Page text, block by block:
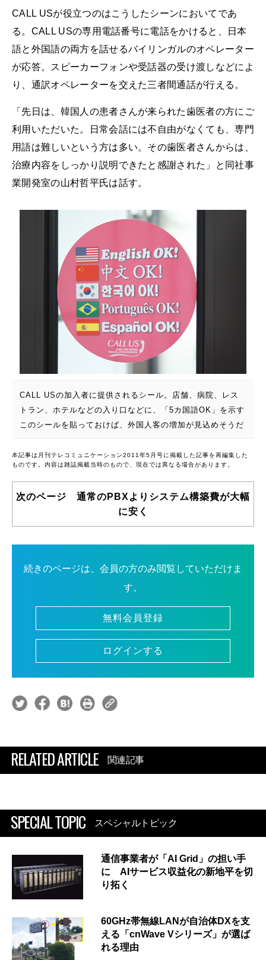
CALL USが役立つのはこうしたシーンにおいてであ
る。CALL USの専用電話番号に電話をかけると、日本
語と外国語の両方を話せるバイリンガルのオペレーター
が応答。スピーカーフォンや受話器の受け渡しなどによ
り、通訳オペレーターを交えた三者間通話が行える。
「先日は、韓国人の患者さんが来られた歯医者の方にご
利用いただいた。日常会話には不自由がなくても、専門
用語は難しいという方は多い。その歯医者さんからは、
治療内容をしっかり説明できたと感謝された」と同社事
業開発室の山村哲平氏は話す。
CALL USの加入者に提供されるシール。店舗、病院、レス
トラン、ホテルなどの入り口などに、「5カ国語OK」を示す
このシールを貼っておけば、外国人客の増加が見込めそうだ
本記事は月刊テレコミュニケーション2011年5月号に掲載した記事を再編集した
ものです。内容は雑誌掲載当時のもので、現在では異なる場合があります。
次のページ 通常のPBXよりシステム構築費が大幅
に安く
続きのページは、会員の方のみ閲覧していただけま
す。
無料会員登録
ログインする
RELATED ARTICLE 関連記事
SPECIAL TOPIC スペシャルトピック
通信事業者が「AI Grid」の担い手
に AIサービス収益化の新地平を切
り拓く
60GHz帯無線LANが自治体DXを支
える「cnWave Vシリーズ」が選ば
れる理由